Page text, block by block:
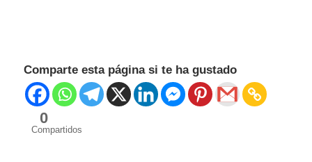
Comparte esta página si te ha gustado
0
Compartidos